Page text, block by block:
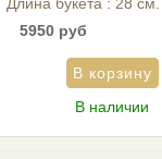
5950 руб
В наличии